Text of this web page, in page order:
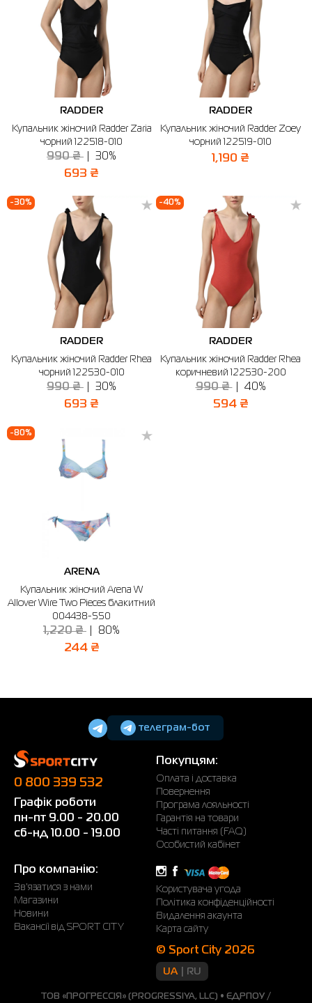
RADDER
Купальник жіночий Radder Zaria
чорний 122518-010
990 ₴ 30%
693 ₴
RADDER
Купальник жіночий Radder Zoey
чорний 122519-010
1,190 ₴
-30%
RADDER
Купальник жіночий Radder Rhea
чорний 122530-010
990 ₴ 30%
693 ₴
-40%
RADDER
Купальник жіночий Radder Rhea
коричневий 122530-200
990 ₴ 40%
594 ₴
-80%
ARENA
Купальник жіночий Arena W
Allover Wire Two Pieces блакитний
004438-550
1,220 ₴ 80%
244 ₴
телеграм-бот
0 800 339 532
Графік роботи
пн-пт 9.00 - 20.00
сб-нд 10.00 - 19.00
Покупцям:
Оплата і доставка
Повернення
Програма лояльності
Гарантія на товари
Часті питання (FAQ)
Особистий кабінет
Про компанію:
Зв'язатися з нами
Магазини
Новини
Вакансії від SPORT CITY
Користувача угода
Політика конфіденційності
Видалення акаунта
Карта сайту
© Sport City 2026
UA RU
ТОВ «ПРОГРЕССІЯ» (PROGRESSIYA, LLC) • ЄДРПОУ /